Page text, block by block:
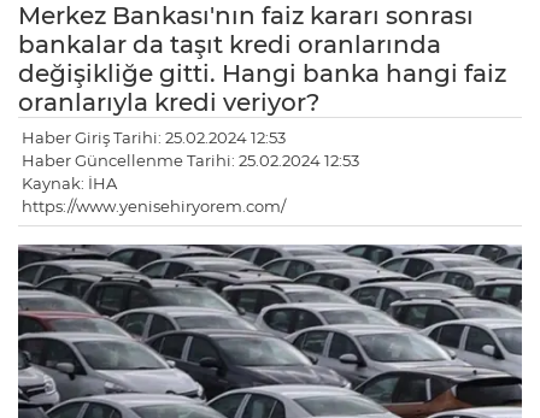
Merkez Bankası'nın faiz kararı sonrası
bankalar da taşıt kredi oranlarında
değişikliğe gitti. Hangi banka hangi faiz
oranlarıyla kredi veriyor?
Haber Giriş Tarihi: 25.02.2024 12:53
Haber Güncellenme Tarihi: 25.02.2024 12:53
Kaynak: İHA
https://www.yenisehiryorem.com/